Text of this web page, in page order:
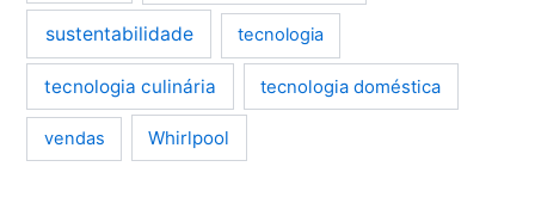
sustentabilidade tecnologia
tecnologia culinária tecnologia doméstica
vendas Whirlpool